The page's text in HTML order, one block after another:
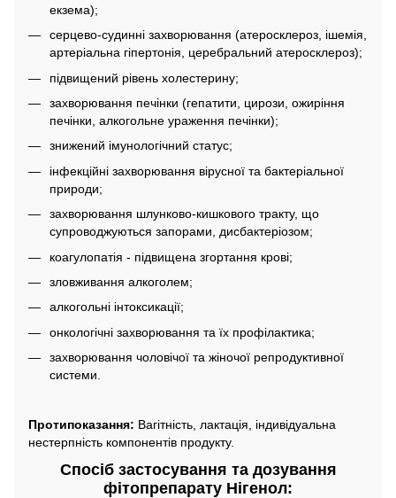
екзема);
серцево-судинні захворювання (атеросклероз, ішемія,
артеріальна гіпертонія, церебральний атеросклероз);
підвищений рівень холестерину;
захворювання печінки (гепатити, цирози, ожиріння
печінки, алкогольне ураження печінки);
знижений імунологічний статус;
інфекційні захворювання вірусної та бактеріальної
природи;
захворювання шлунково-кишкового тракту, що
супроводжуються запорами, дисбактеріозом;
коагулопатія - підвищена згортання крові;
зловживання алкоголем;
алкогольні інтоксикації;
онкологічні захворювання та їх профілактика;
захворювання чоловічої та жіночої репродуктивної
системи.
Протипоказання: Вагітність, лактація, індивідуальна
нестерпність компонентів продукту.
Спосіб застосування та дозування
фітопрепарату Нігенол: